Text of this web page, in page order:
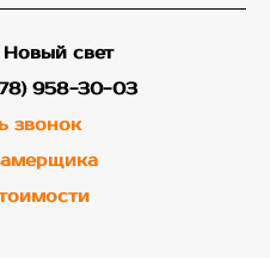
свет
958-30-03
звонок